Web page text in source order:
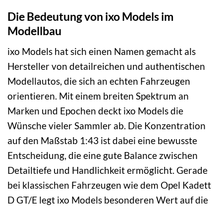
Die Bedeutung von ixo Models im
Modellbau
ixo Models hat sich einen Namen gemacht als
Hersteller von detailreichen und authentischen
Modellautos, die sich an echten Fahrzeugen
orientieren. Mit einem breiten Spektrum an
Marken und Epochen deckt ixo Models die
Wünsche vieler Sammler ab. Die Konzentration
auf den Maßstab 1:43 ist dabei eine bewusste
Entscheidung, die eine gute Balance zwischen
Detailtiefe und Handlichkeit ermöglicht. Gerade
bei klassischen Fahrzeugen wie dem Opel Kadett
D GT/E legt ixo Models besonderen Wert auf die